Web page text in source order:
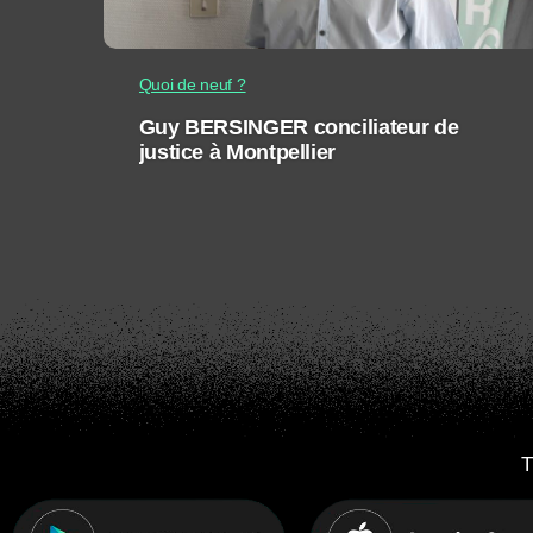
Quoi de neuf ?
Guy BERSINGER conciliateur de
justice à Montpellier